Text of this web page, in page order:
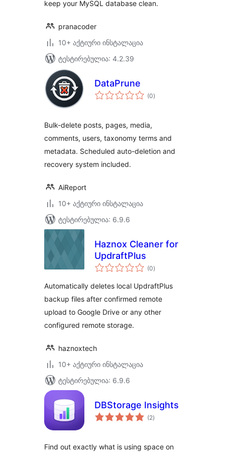
keep your MySQL database clean.
pranacoder
10+ აქტიური ინსტალაცია
ტესტირებულია: 4.2.39
DataPrune
(0საერთო
რეიტინგი
)
Bulk-delete posts, pages, media,
comments, users, taxonomy terms and
metadata. Scheduled auto-deletion and
recovery system included.
AiReport
10+ აქტიური ინსტალაცია
ტესტირებულია: 6.9.6
Haznox Cleaner for
UpdraftPlus
(0საერთო
რეიტინგი
)
Automatically deletes local UpdraftPlus
backup files after confirmed remote
upload to Google Drive or any other
configured remote storage.
haznoxtech
10+ აქტიური ინსტალაცია
ტესტირებულია: 6.9.6
DBStorage Insights
(2საერთო
რეიტინგი
)
Find out exactly what is using space on